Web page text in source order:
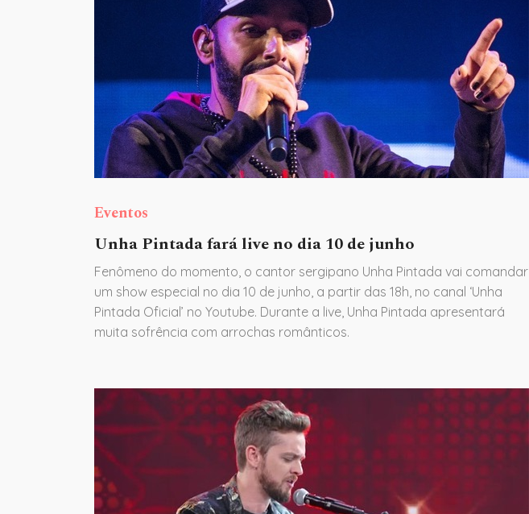
Eventos
Unha Pintada fará live no dia 10 de junho
Fenômeno do momento, o cantor sergipano Unha Pintada vai comandar
um show especial no dia 10 de junho, a partir das 18h, no canal ‘Unha
Pintada Oficial’ no Youtube. Durante a live, Unha Pintada apresentará
muita sofrência com arrochas românticos.